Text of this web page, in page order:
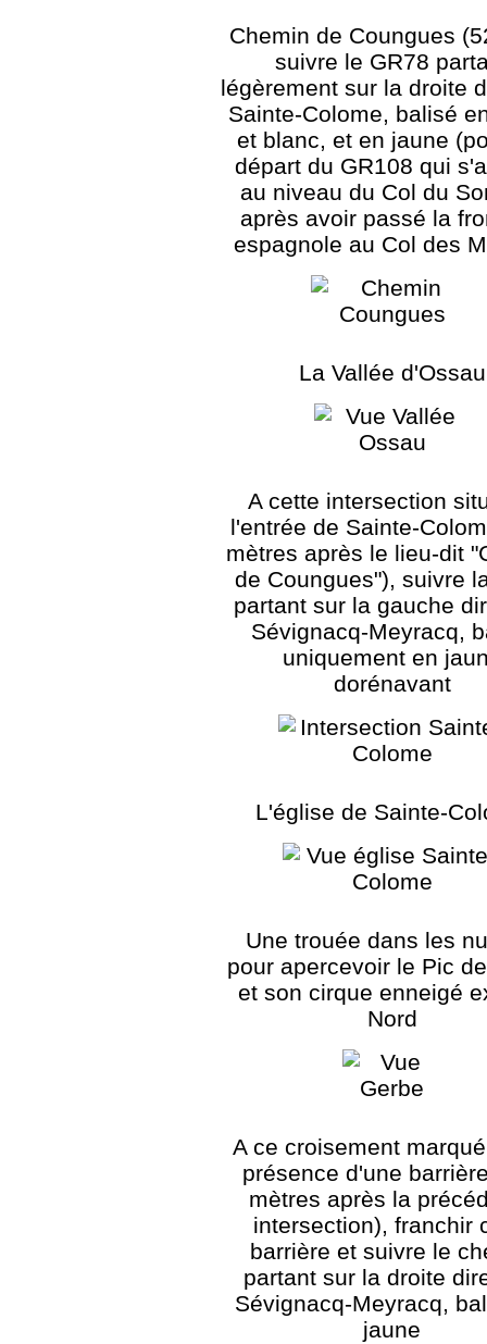
Chemin de Coungues
suivre le GR78
légèrement sur la droite
Sainte-Colome, balisé
et blanc, et en jaune
départ du GR108 qui
au niveau du Col du
après avoir passé la
espagnole au Col des
La Vallée d'Ossau
A cette intersection
l'entrée de Sainte-
mètres après le lieu-dit
de Coungues"), suivre
partant sur la gauche
Sévignacq-Meyracq,
uniquement en
dorénavant
L'église de Sainte-
Une trouée dans les
pour apercevoir le Pic
et son cirque enneigé
Nord
A ce croisement
présence d'une
mètres après la
intersection), franchir
barrière et suivre le
partant sur la droite
Sévignacq-Meyracq,
jaune